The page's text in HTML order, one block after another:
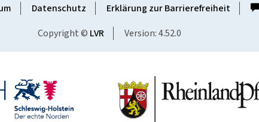
Datenschutz Erklärung zur Barrierefreiheit
Copyright © LVR Version: 4.52.0